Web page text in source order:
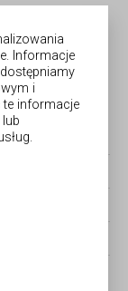
Netergo
zamówień
ZAMÓWIEŃ
Informacje
i
te informacje